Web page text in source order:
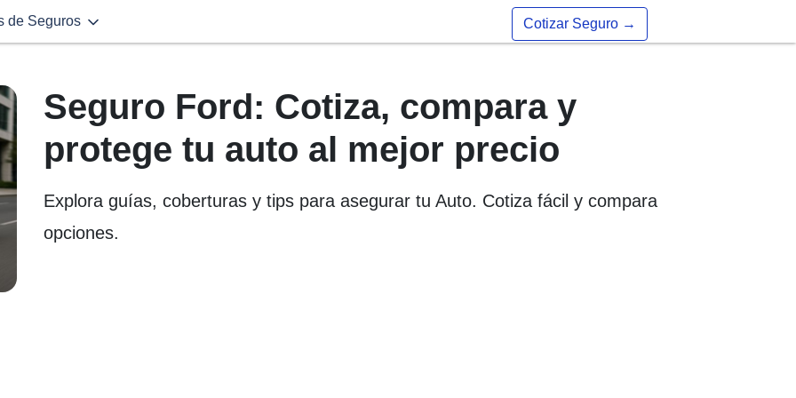
de Seguros Cotizar Seguro →
Seguro Ford: Cotiza, compara y
protege tu auto al mejor precio
Explora guías, coberturas y tips para asegurar tu Auto. Cotiza fácil y compara
opciones.